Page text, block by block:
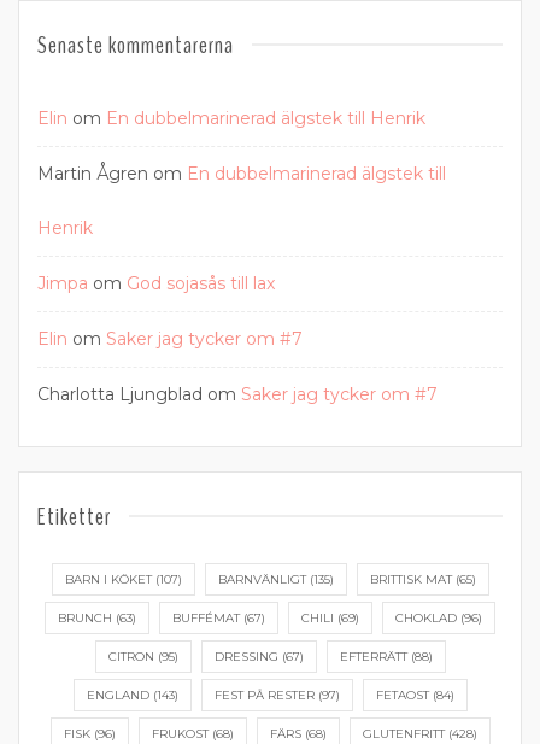
Senaste kommentarerna
Elin om En dubbelmarinerad älgstek till Henrik
Martin Ågren om En dubbelmarinerad älgstek till
Henrik
Jimpa om God sojasås till lax
Elin om Saker jag tycker om #7
Charlotta Ljungblad om Saker jag tycker om #7
Etiketter
BARN I KÖKET(107) BARNVÄNLIGT(135) BRITTISK MAT(65)
BRUNCH (63) BUFFÉMAT(67) CHILI (69) CHOKLAD (96)
CITRON (95) DRESSING (67) EFTERRÄTT(88)
ENGLAND(143) FEST PÅ RESTER(97) FETAOST(84)
FISK(96) FRUKOST(68) FÄRS(68) GLUTENFRITT(428)